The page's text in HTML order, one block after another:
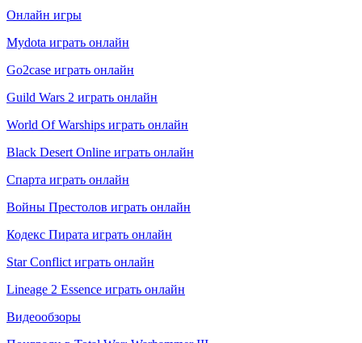
Онлайн игры
Mydota играть онлайн
Go2case играть онлайн
Guild Wars 2 играть онлайн
World Of Warships играть онлайн
Black Desert Online играть онлайн
Спарта играть онлайн
Войны Престолов играть онлайн
Кодекс Пирата играть онлайн
Star Conflict играть онлайн
Lineage 2 Essence играть онлайн
Видеообзоры